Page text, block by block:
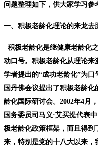
问题整理如下，供大家学习参
一、积极老龄化理论的来龙去
积极老龄化是继健康老龄化
动口号。 积极老龄化从理论来
学者提出的“成功老龄化”为口
国丹佛会议提出了积极老龄化
龄化国际研讨会。 2002年4 月
国务委员司马义·艾买提代表
极老龄化政策框架，而且得
来，特别是党的十八大以来